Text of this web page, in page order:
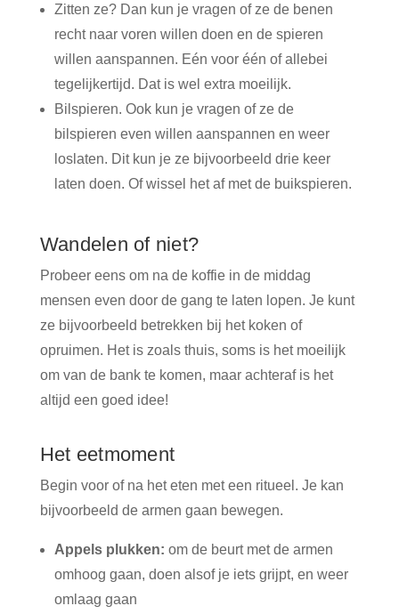
Zitten ze? Dan kun je vragen of ze de benen
recht naar voren willen doen en de spieren
willen aanspannen. Eén voor één of allebei
tegelijkertijd. Dat is wel extra moeilijk.
Bilspieren. Ook kun je vragen of ze de
bilspieren even willen aanspannen en weer
loslaten. Dit kun je ze bijvoorbeeld drie keer
laten doen. Of wissel het af met de buikspieren.
Wandelen of niet?
Probeer eens om na de koffie in de middag
mensen even door de gang te laten lopen. Je kunt
ze bijvoorbeeld betrekken bij het koken of
opruimen. Het is zoals thuis, soms is het moeilijk
om van de bank te komen, maar achteraf is het
altijd een goed idee!
Het eetmoment
Begin voor of na het eten met een ritueel. Je kan
bijvoorbeeld de armen gaan bewegen.
Appels plukken: om de beurt met de armen
omhoog gaan, doen alsof je iets grijpt, en weer
omlaag gaan